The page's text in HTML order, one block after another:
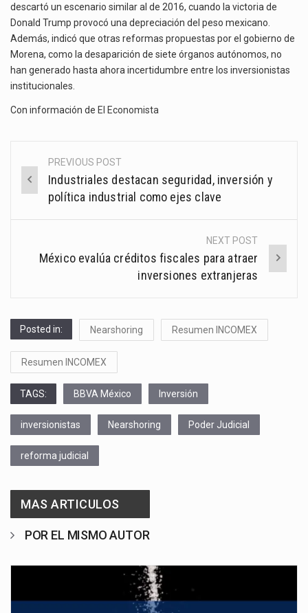
descartó un escenario similar al de 2016, cuando la victoria de
Donald Trump provocó una depreciación del peso mexicano.
Además, indicó que otras reformas propuestas por el gobierno de
Morena, como la desaparición de siete órganos autónomos, no
han generado hasta ahora incertidumbre entre los inversionistas
institucionales.
Con información de El Economista
Post
navigation
PREVIOUS POST
Industriales destacan seguridad, inversión y
política industrial como ejes clave
NEXT POST
México evalúa créditos fiscales para atraer
inversiones extranjeras
Posted in: Nearshoring Resumen INCOMEX
Resumen INCOMEX
TAGS: BBVA México Inversión
inversionistas Nearshoring Poder Judicial
reforma judicial
MAS ARTICULOS
POR EL MISMO AUTOR